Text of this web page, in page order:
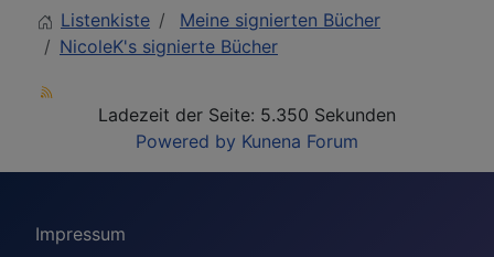
Listenkiste
Meine signierten Bücher
NicoleK's signierte Bücher
Ladezeit der Seite: 5.350 Sekunden
Powered by Kunena Forum
Impressum